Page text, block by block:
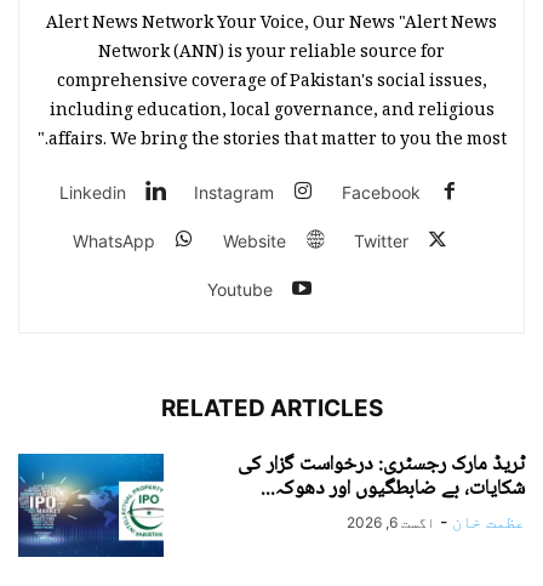
Alert News Network Your Voice, Our News "Alert News
Network (ANN) is your reliable source for
comprehensive coverage of Pakistan's social issues,
including education, local governance, and religious
affairs. We bring the stories that matter to you the most."
Facebook
Instagram
Linkedin
Twitter
Website
WhatsApp
Youtube
RELATED ARTICLES
ٹریڈ مارک رجسٹری: درخواست گزار کی
شکایات، بے ضابطگیوں اور دھوکہ...
عظمت خان - اگست 6, 2026